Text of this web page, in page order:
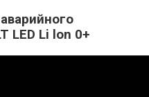
LED Li lon 0+